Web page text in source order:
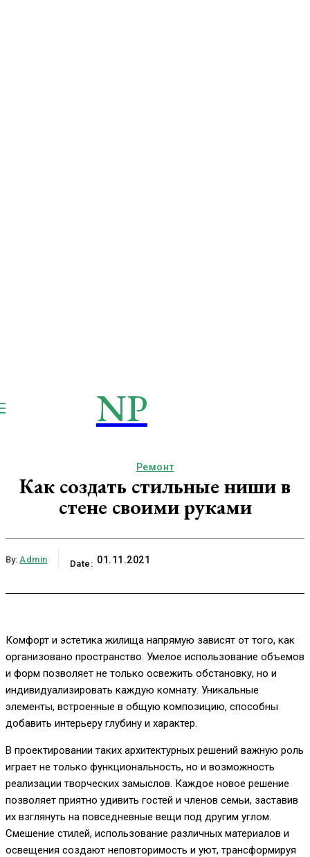
NP
Ремонт
Как создать стильные ниши в
стене своими руками
By: Admin Date: 01.11.2021
Комфорт и эстетика жилища напрямую зависят от того, как
организовано пространство. Умелое использование объемов
и форм позволяет не только освежить обстановку, но и
индивидуализировать каждую комнату. Уникальные
элементы, встроенные в общую композицию, способны
добавить интерьеру глубину и характер.
В проектировании таких архитектурных решений важную роль
играет не только функциональность, но и возможность
реализации творческих замыслов. Каждое новое решение
позволяет приятно удивить гостей и членов семьи, заставив
их взглянуть на повседневные вещи под другим углом.
Смешение стилей, использование различных материалов и
освещения создают неповторимость и уют, трансформируя